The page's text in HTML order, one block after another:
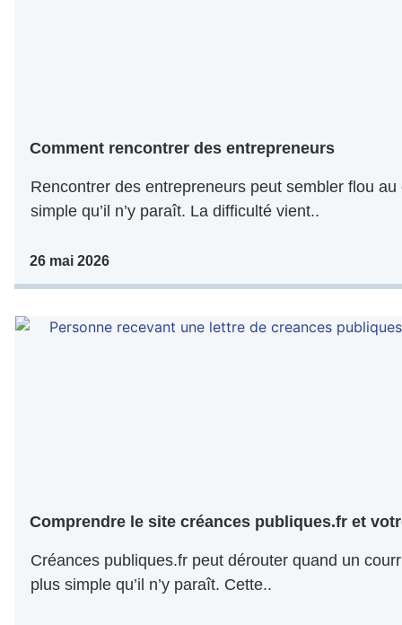
Comment rencontrer des entrepreneurs
Rencontrer des entrepreneurs peut sembler flou
simple qu’il n’y paraît. La difficulté vient..
26 mai 2026
Comprendre le site créances publiques.fr et
Créances publiques.fr peut dérouter quand un
plus simple qu’il n’y paraît. Cette..